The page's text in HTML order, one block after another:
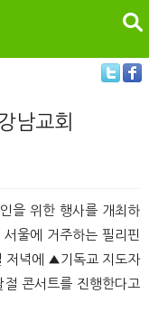
검색
남교회
을 위한 행사를 개최하
울에 거주하는 필리핀
저녁에 ▲기독교 지도자
콘서트를 진행한다고